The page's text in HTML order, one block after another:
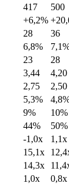
417 500
+6,2%
28 36
6,8%
23 28
3,44 4,20
2,75 2,50
5,3%
9% 10%
44% 50%
-1,0x 1,1x
15,1x
14,3x
1,0x 0,8x